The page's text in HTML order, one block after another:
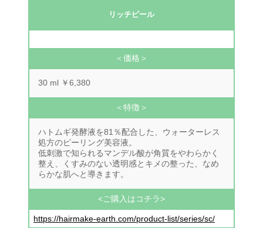
リッチピール
＜価格＞
30 ml ￥6,380
＜特徴＞
ハトムギ発酵液を81％配合した、ウォーターレス
処方のピーリング美容液。
低刺激で知られるマンデル酸が角質をやわらかく
整え、くすみのない透明感とキメの整った、なめ
らかな肌へと導きます。
<ご購入はコチラ>
https://hairmake-earth.com/product-list/series/sc/